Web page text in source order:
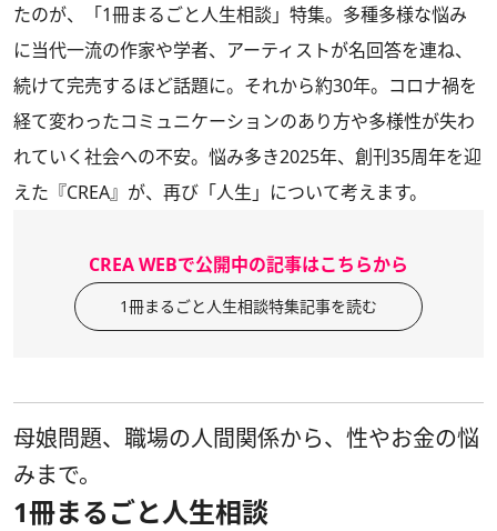
たのが、「1冊まるごと人生相談」特集。多種多様な悩み
に当代一流の作家や学者、アーティストが名回答を連ね、
続けて完売するほど話題に。それから約30年。コロナ禍を
経て変わったコミュニケーションのあり方や多様性が失わ
れていく社会への不安。悩み多き2025年、創刊35周年を迎
えた『CREA』が、再び「人生」について考えます。
CREA WEBで公開中の記事はこちらから
1冊まるごと人生相談特集記事を読む
母娘問題、職場の人間関係から、性やお金の悩
みまで。
1冊まるごと人生相談